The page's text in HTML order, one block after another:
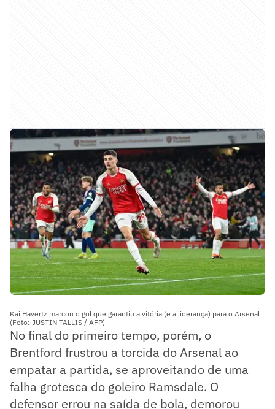
Kai Havertz marcou o gol que garantiu a vitória (e a liderança) para o Arsenal
(Foto: JUSTIN TALLIS / AFP)
No final do primeiro tempo, porém, o
Brentford frustrou a torcida do Arsenal ao
empatar a partida, se aproveitando de uma
falha grotesca do goleiro Ramsdale. O
defensor errou na saída de bola, demorou